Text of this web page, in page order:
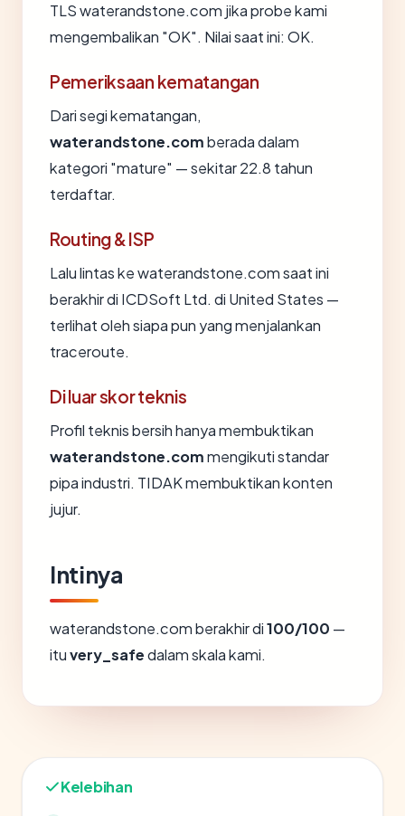
TLS waterandstone.com jika probe kami
mengembalikan "OK". Nilai saat ini: OK.
Pemeriksaan kematangan
Dari segi kematangan,
waterandstone.comberada dalam
kategori "mature" — sekitar 22.8 tahun
terdaftar.
Routing & ISP
Lalu lintas ke waterandstone.com saat ini
berakhir di ICDSoft Ltd. di United States —
terlihat oleh siapa pun yang menjalankan
traceroute.
Di luar skor teknis
Profil teknis bersih hanya membuktikan
waterandstone.commengikuti standar
pipa industri. TIDAK membuktikan konten
jujur.
Intinya
waterandstone.com berakhir di100/100 —
ituvery_safedalam skala kami.
Kelebihan